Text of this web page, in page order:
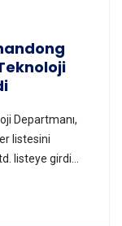
Departmanı,
listesini
listeye girdi.